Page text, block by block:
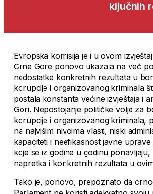
ključnih
Evropska komisija je i u ovom
Crne Gore ponovo ukazala na već
nedostatke konkretnih rezultata u
korupcije i organizovanog kriminala
postala konstanta većine izvještaja i
Gori. Nepostojanje političke volje za
korupcije i organizovanog kriminala,
na najvišim nivoima vlasti, niski
kapaciteti i neefikasnost javne
koje se iz godine u godinu ponavljaju,
napretka i konkretnih rezultata u
Tako je, ponovo, prepoznato da